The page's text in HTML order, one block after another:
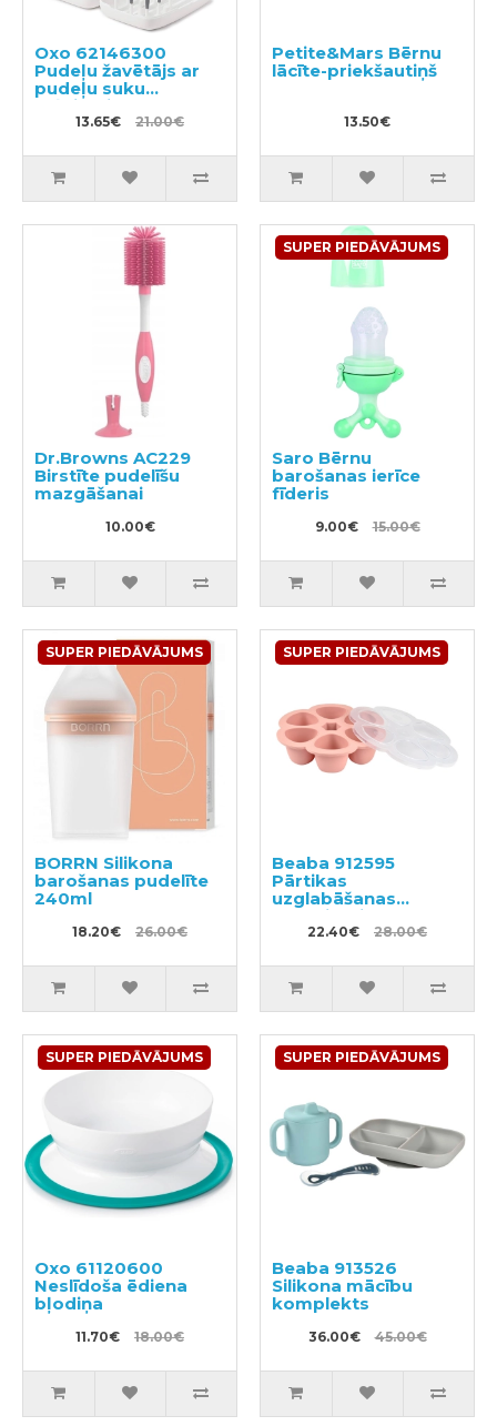
Oxo 62146300
Pudeļu žavētājs ar
pudeļu suku
ceļojumiem
13.65€ 21.00€
Petite&Mars Bērnu
lācīte-priekšautiņš
13.50€
Dr.Browns AC229
Birstīte pudelīšu
mazgāšanai
10.00€
SUPER PIEDĀVĀJUMS
Saro Bērnu
barošanas ierīce
fīderis
9.00€ 15.00€
SUPER PIEDĀVĀJUMS
BORRN Silikona
barošanas pudelīte
240ml
18.20€ 26.00€
SUPER PIEDĀVĀJUMS
Beaba 912595
Pārtikas
uzglabāšanas
konteineris ar
nodalījumiem
22.40€ 28.00€
SUPER PIEDĀVĀJUMS
Oxo 61120600
Neslīdoša ēdiena
bļodiņa
11.70€ 18.00€
SUPER PIEDĀVĀJUMS
Beaba 913526
Silikona mācību
komplekts
36.00€ 45.00€